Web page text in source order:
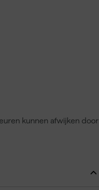
kunnen afwijken door